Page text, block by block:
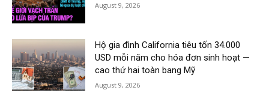
August 9, 2026
Hộ gia đình California tiêu tốn 34.000
USD mỗi năm cho hóa đơn sinh hoạt —
cao thứ hai toàn bang Mỹ
August 9, 2026